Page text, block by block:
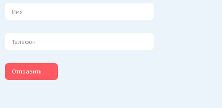
Отправить